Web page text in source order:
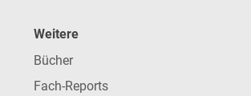
Weitere
Bücher
Fach-Reports